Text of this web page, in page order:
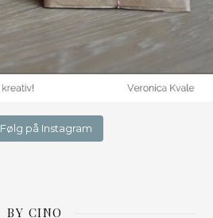
Følg på Instagram
BY CINO